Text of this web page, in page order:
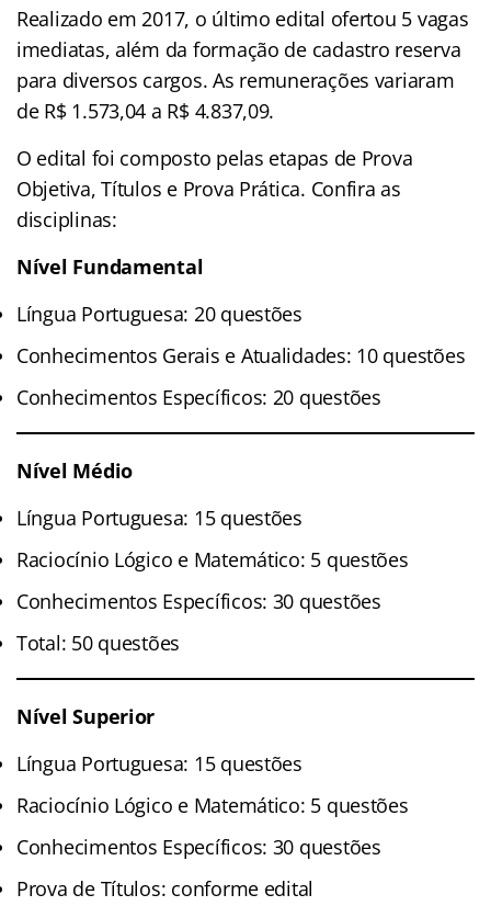
Realizado em 2017, o último edital ofertou 5 vagas
imediatas, além da formação de cadastro reserva
para diversos cargos. As remunerações variaram
de R$ 1.573,04 a R$ 4.837,09.
O edital foi composto pelas etapas de Prova
Objetiva, Títulos e Prova Prática. Confira as
disciplinas:
Nível Fundamental
Língua Portuguesa: 20 questões
Conhecimentos Gerais e Atualidades: 10 questões
Conhecimentos Específicos: 20 questões
Nível Médio
Língua Portuguesa: 15 questões
Raciocínio Lógico e Matemático: 5 questões
Conhecimentos Específicos: 30 questões
Total: 50 questões
Nível Superior
Língua Portuguesa: 15 questões
Raciocínio Lógico e Matemático: 5 questões
Conhecimentos Específicos: 30 questões
Prova de Títulos: conforme edital